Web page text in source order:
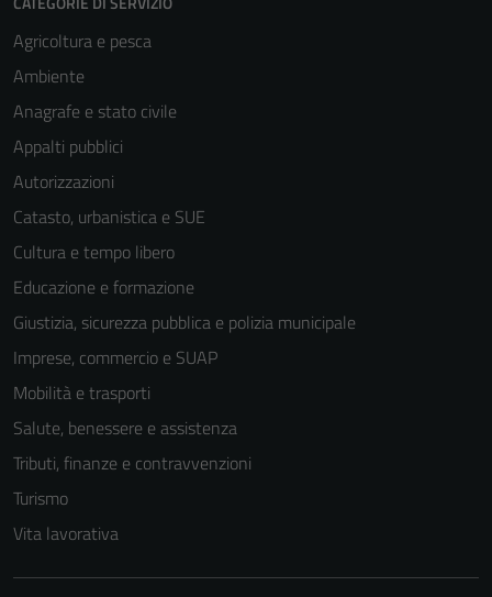
Agricoltura e pesca
Ambiente
Anagrafe e stato civile
Appalti pubblici
Autorizzazioni
Catasto, urbanistica e SUE
Cultura e tempo libero
Educazione e formazione
Giustizia, sicurezza pubblica e polizia municipale
Imprese, commercio e SUAP
Mobilità e trasporti
Salute, benessere e assistenza
Tributi, finanze e contravvenzioni
Turismo
Vita lavorativa
informazioni
personali.